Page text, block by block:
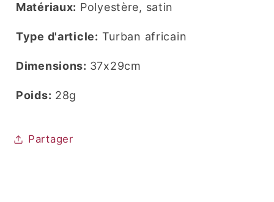
Matériaux: Polyestère, satin
Type d'article: Turban africain
Dimensions: 37x29cm
Poids: 28g
Partager